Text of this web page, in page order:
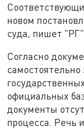
новом
суда, пишет
Согласно
официальных
документы
процесса. Речь